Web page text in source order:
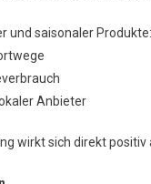
und saisonaler Produkte:
Anbieter
wirkt sich direkt positiv